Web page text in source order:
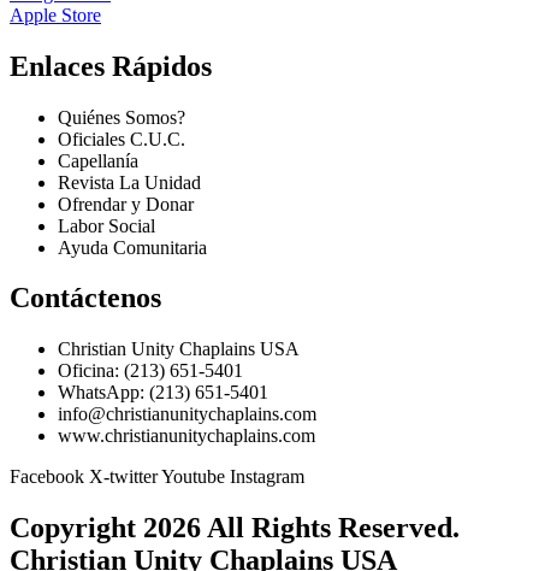
Apple Store
Enlaces Rápidos
Quiénes Somos?
Oficiales C.U.C.
Capellanía
Revista La Unidad
Ofrendar y Donar
Labor Social
Ayuda Comunitaria
Contáctenos
Christian Unity Chaplains USA
Oficina: (213) 651-5401
WhatsApp: (213) 651-5401
info@christianunitychaplains.com
www.christianunitychaplains.com
Facebook X-twitterYoutube Instagram
Copyright 2026 All Rights Reserved.
Christian Unity Chaplains USA